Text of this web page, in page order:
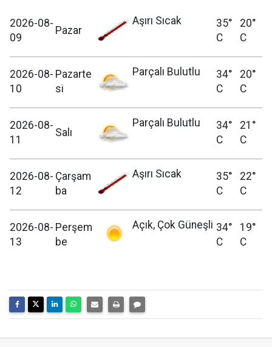
2026-08-
09
Pazar
Aşırı Sıcak
35°
C
20°
C
2026-08-
10
Pazarte
si
Parçalı Bulutlu
34°
C
20°
C
2026-08-
11
Salı
Parçalı Bulutlu
34°
C
21°
C
2026-08-
12
Çarşam
ba
Aşırı Sıcak
35°
C
22°
C
2026-08-
13
Perşem
be
Açık, Çok Güneşli 34°
C
19°
C